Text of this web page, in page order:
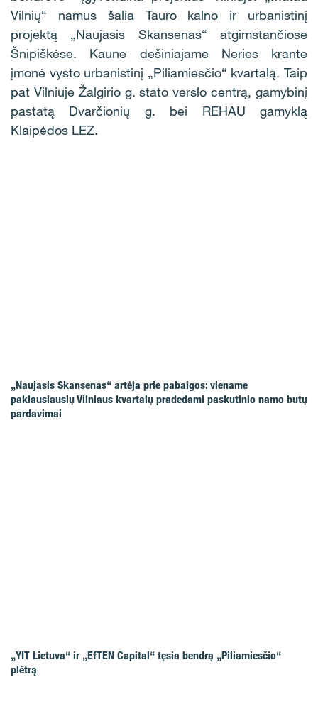
Vilnių“ namus šalia Tauro kalno ir urbanistinį
projektą „Naujasis Skansenas“ atgimstančiose
Šnipiškėse. Kaune dešiniajame Neries krante
įmonė vysto urbanistinį „Piliamiesčio“ kvartalą. Taip
pat Vilniuje Žalgirio g. stato verslo centrą, gamybinį
pastatą Dvarčionių g. bei REHAU gamyklą
Klaipėdos LEZ.
„Naujasis Skansenas“ artėja prie pabaigos: viename
paklausiausių Vilniaus kvartalų pradedami paskutinio namo butų
pardavimai
„YIT Lietuva“ ir „EfTEN Capital“ tęsia bendrą „Piliamiesčio“
plėtrą